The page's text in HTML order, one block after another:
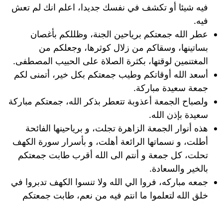
فيه شيئا أو تكشف في نفسك جديدا، اعلم انك لم تعش
فيه.
عطر الله جمعتكم برياحين الجنة، وظللكم بأغصان
بساتينها، وسقاكم من زلال كوثرها، وجعلكم من
المغتنمين لوقتها، بكثرة الصلاة على الحبيب المصطفى.
أسعد الله أوقاتكم وطيب جمعتكم بكل خير، أتمنى لكم
جمعة سعيدة مباركة.
ولصباح الجمعة أعذوبة تتعطر بذكر الله، جمعتكم مباركة
سعيدة بإذن الله.
هذه أنوار الجمعة الزاهرة تجلت، و برياحينها الفائحة
أطلت، و نسماتها الرائعة أهلت، و بأسرار سورة الكهف
تحلت، كل جمعة و أنتم الى الله أقرب طابت جمعتكم
بالخير والسعادة.
جمعه مباركه، فروا الي الله ولا تنسوا الكهف تدبروا في
خلق الله لتعلموا ما انتم فيه من نعم، طابت جمعتكم